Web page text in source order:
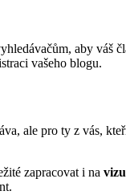
aby váš
vašeho blogu.
ale pro ty z vás,
zapracovat i na